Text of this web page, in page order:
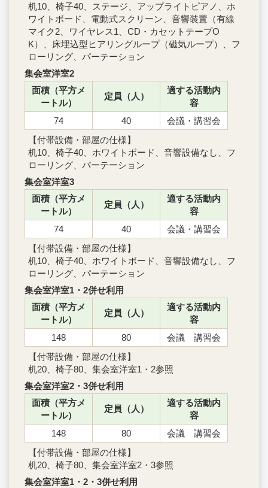
机10、椅子40、ステージ、アップライトピアノ、ホ
ワイトボード、電動式スクリーン、音響装置（有線
マイク2、ワイヤレス1、CD・カセットテープO
K）、床埋込型ヒアリングループ（磁気ループ）、フ
ローリング、パーテーション
集会室洋室2
面積（平方メ
ートル）
定員（人）
適する活動内
容
74
40
会議・講習会
【付帯設備・部屋の仕様】
机10、椅子40、ホワイトボード、音響設備なし、フ
ローリング、パーテーション
集会室洋室3
面積（平方メ
ートル）
定員（人）
適する活動内
容
74
40
会議・講習会
【付帯設備・部屋の仕様】
机10、椅子40、ホワイトボード、音響設備なし、フ
ローリング、パーテーション
集会室洋室1・2併せ利用
面積（平方メ
ートル）
定員（人）
適する活動内
容
148
80
会議 講習会
【付帯設備・部屋の仕様】
机20、椅子80、集会室洋室1・2参照
集会室洋室2・3併せ利用
面積（平方メ
ートル）
定員（人）
適する活動内
容
148
80
会議 講習会
【付帯設備・部屋の仕様】
机20、椅子80、集会室洋室2・3参照
集会室洋室1・2・3併せ利用